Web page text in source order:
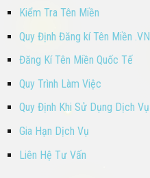
Kiểm Tra Tên Miền
Quy Định Đăng kí Tên Miền .VN
Đăng Kí Tên Miền Quốc Tế
Quy Trình Làm Việc
Quy Định Khi Sử Dụng Dịch Vụ
Gia Hạn Dịch Vụ
Liên Hệ Tư Vấn